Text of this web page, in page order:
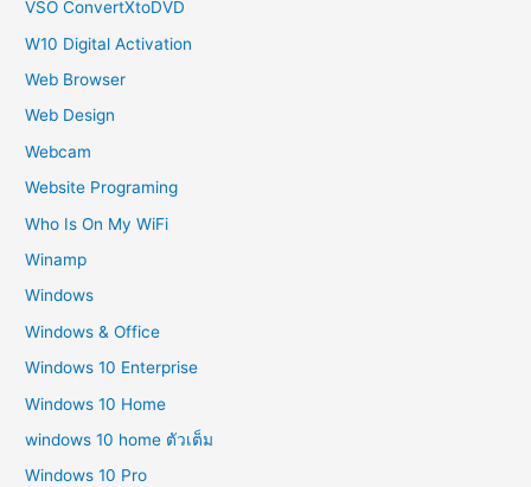
VSO ConvertXtoDVD
W10 Digital Activation
Web Browser
Web Design
Webcam
Website Programing
Who Is On My WiFi
Winamp
Windows
Windows & Office
Windows 10 Enterprise
Windows 10 Home
windows 10 home ตัวเต็ม
Windows 10 Pro